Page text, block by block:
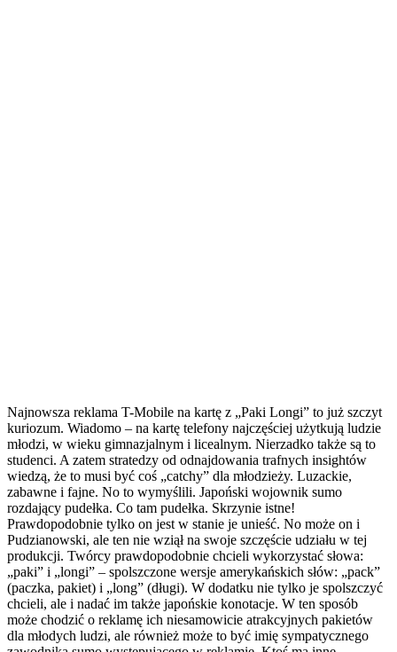
Najnowsza reklama T-Mobile na kartę z „Paki Longi” to już szczyt
kuriozum. Wiadomo – na kartę telefony najczęściej użytkują ludzie
młodzi, w wieku gimnazjalnym i licealnym. Nierzadko także są to
studenci. A zatem stratedzy od odnajdowania trafnych insightów
wiedzą, że to musi być coś „catchy” dla młodzieży. Luzackie,
zabawne i fajne. No to wymyślili. Japoński wojownik sumo
rozdający pudełka. Co tam pudełka. Skrzynie istne!
Prawdopodobnie tylko on jest w stanie je unieść. No może on i
Pudzianowski, ale ten nie wziął na swoje szczęście udziału w tej
produkcji. Twórcy prawdopodobnie chcieli wykorzystać słowa:
„paki” i „longi” – spolszczone wersje amerykańskich słów: „pack”
(paczka, pakiet) i „long” (długi). W dodatku nie tylko je spolszczyć
chcieli, ale i nadać im także japońskie konotacje. W ten sposób
może chodzić o reklamę ich niesamowicie atrakcyjnych pakietów
dla młodych ludzi, ale również może to być imię sympatycznego